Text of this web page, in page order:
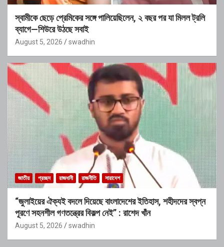
স্বামীকে ছেড়ে প্রেমিকের সঙ্গে পালিয়েছিলেন, ২ বছর পর যা মিলল ট্রলি
ব্যাগে—শিউরে উঠছে সবাই
August 5, 2026 swadhin
জাতীয় প্রচ্ছদ রাজধানী রাজনীতি সারাদেশ
“জুলাইয়ের ঐক্যই বদলে দিয়েছে বাংলাদেশের ইতিহাস, শহীদদের স্বপ্ন
পূরণে সহনশীল গণতন্ত্রের বিকল্প নেই” : রাশেদ খাঁন
August 5, 2026 swadhin